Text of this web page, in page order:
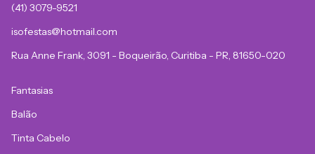
(41) 3079-9521
isofestas@hotmail.com
Rua Anne Frank, 3091 - Boqueirão, Curitiba - PR, 81650-020
Fantasias
Balão
Tinta Cabelo